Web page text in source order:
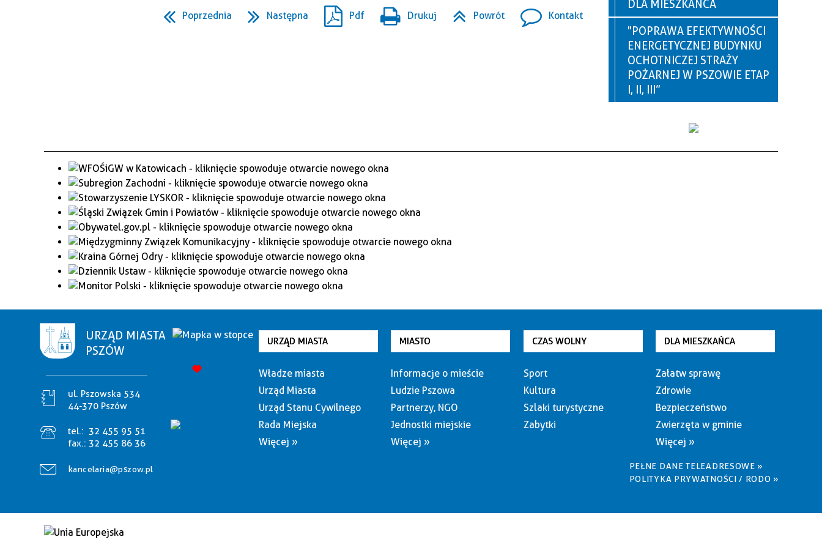
Poprzednia Następna Pdf Drukuj Powrót Kontakt
DLA MIESZKAŃCA
"POPRAWA EFEKTYWNOŚCI
ENERGETYCZNEJ BUDYNKU
OCHOTNICZEJ STRAŻY
POŻARNEJ W PSZOWIE ETAP
I, II, III”
URZĄD MIASTA
PSZÓW
ul. Pszowska 534
44-370 Pszów
tel.: 32 455 95 51
fax.: 32 455 86 36
kancelaria@pszow.pl
URZĄD MIASTA
Władze miasta
Urząd Miasta
Urząd Stanu Cywilnego
Rada Miejska
Więcej »
MIASTO
Informacje o mieście
Ludzie Pszowa
Partnerzy, NGO
Jednostki miejskie
Więcej »
CZAS WOLNY
Sport
Kultura
Szlaki turystyczne
Zabytki
DLA MIESZKAŃCA
Załatw sprawę
Zdrowie
Bezpieczeństwo
Zwierzęta w gminie
Więcej »
PEŁNE DANE TELEADRESOWE »
POLITYKA PRYWATNOŚCI / RODO »